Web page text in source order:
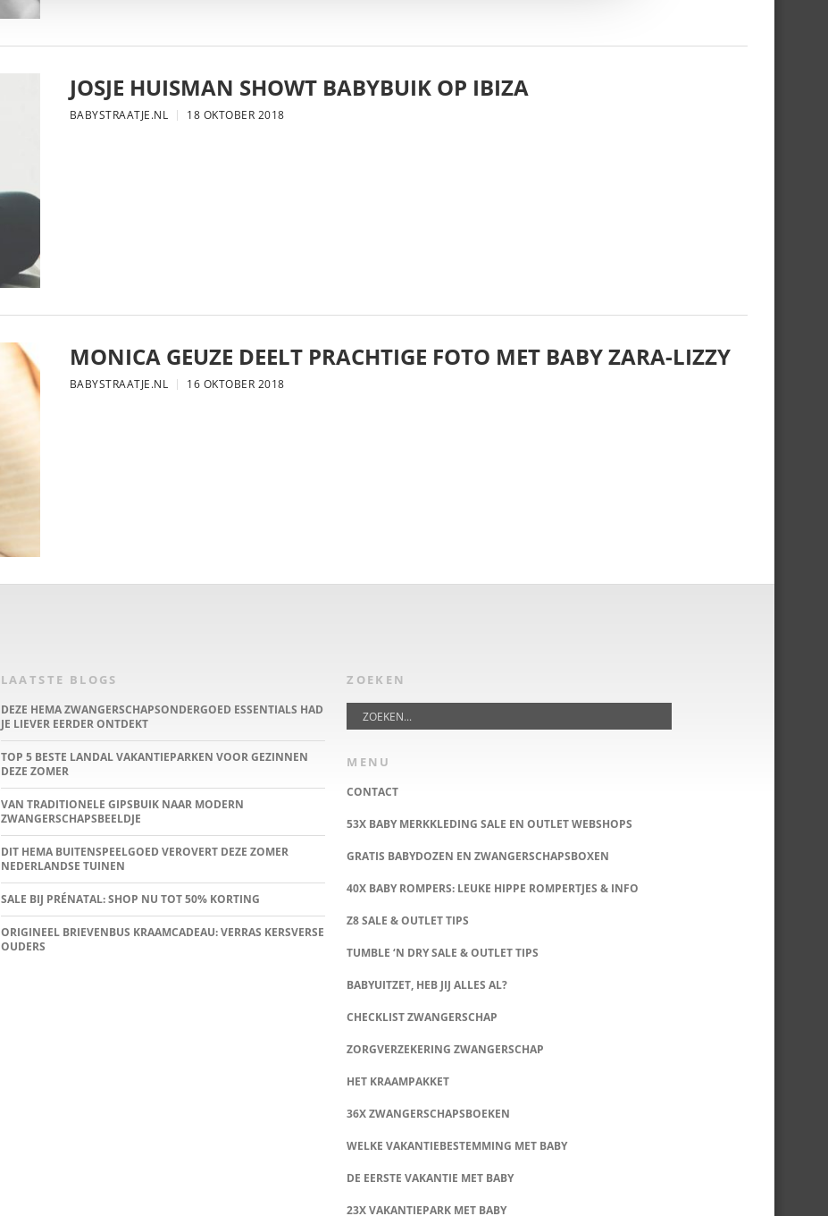
JOSJE HUISMAN SHOWT BABYBUIK OP IBIZA
BABYSTRAATJE.NL 18 OKTOBER 2018
MONICA GEUZE DEELT PRACHTIGE FOTO MET BABY ZARA-LIZZY
BABYSTRAATJE.NL 16 OKTOBER 2018
LAATSTE BLOGS
DEZE HEMA ZWANGERSCHAPSONDERGOED ESSENTIALS HAD
JE LIEVER EERDER ONTDEKT
TOP 5 BESTE LANDAL VAKANTIEPARKEN VOOR GEZINNEN
DEZE ZOMER
VAN TRADITIONELE GIPSBUIK NAAR MODERN
ZWANGERSCHAPSBEELDJE
DIT HEMA BUITENSPEELGOED VEROVERT DEZE ZOMER
NEDERLANDSE TUINEN
SALE BIJ PRÉNATAL: SHOP NU TOT 50% KORTING
ORIGINEEL BRIEVENBUS KRAAMCADEAU: VERRAS KERSVERSE
OUDERS
ZOEKEN
MENU
CONTACT
53X BABY MERKKLEDING SALE EN OUTLET WEBSHOPS
GRATIS BABYDOZEN EN ZWANGERSCHAPSBOXEN
40X BABY ROMPERS: LEUKE HIPPE ROMPERTJES & INFO
Z8 SALE & OUTLET TIPS
TUMBLE ‘N DRY SALE & OUTLET TIPS
BABYUITZET, HEB JIJ ALLES AL?
CHECKLIST ZWANGERSCHAP
ZORGVERZEKERING ZWANGERSCHAP
HET KRAAMPAKKET
36X ZWANGERSCHAPSBOEKEN
WELKE VAKANTIEBESTEMMING MET BABY
DE EERSTE VAKANTIE MET BABY
23X VAKANTIEPARK MET BABY